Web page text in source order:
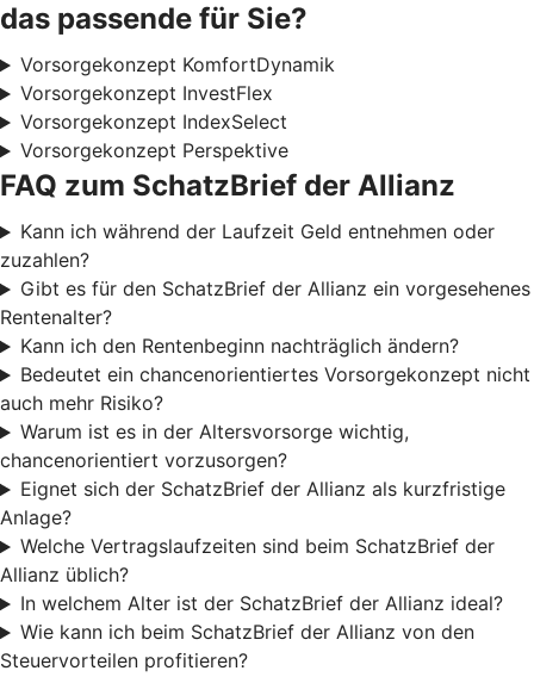
das passende für Sie?
Vorsorgekonzept KomfortDynamik
Vorsorgekonzept InvestFlex
Vorsorgekonzept IndexSelect
Vorsorgekonzept Perspektive
FAQ zum SchatzBrief der Allianz
Kann ich während der Laufzeit Geld entnehmen oder
zuzahlen?
Gibt es für den SchatzBrief der Allianz ein vorgesehenes
Rentenalter?
Kann ich den Rentenbeginn nachträglich ändern?
Bedeutet ein chancenorientiertes Vorsorgekonzept nicht
auch mehr Risiko?
Warum ist es in der Altersvorsorge wichtig,
chancenorientiert vorzusorgen?
Eignet sich der SchatzBrief der Allianz als kurzfristige
Anlage?
Welche Vertragslaufzeiten sind beim SchatzBrief der
Allianz üblich?
In welchem Alter ist der SchatzBrief der Allianz ideal?
Wie kann ich beim SchatzBrief der Allianz von den
Steuervorteilen profitieren?